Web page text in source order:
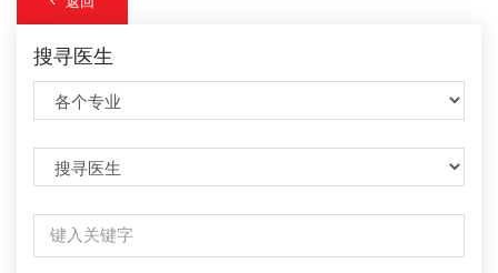
搜寻医生